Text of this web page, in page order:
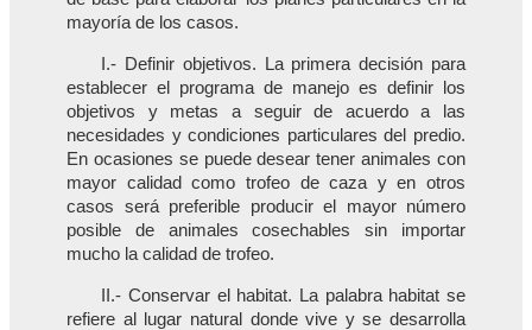
mayoría de los casos.
I.- Definir objetivos. La primera decisión para
establecer el programa de manejo es definir los
objetivos y metas a seguir de acuerdo a las
necesidades y condiciones particulares del predio.
En ocasiones se puede desear tener animales con
mayor calidad como trofeo de caza y en otros
casos será preferible producir el mayor número
posible de animales cosechables sin importar
mucho la calidad de trofeo.
II.- Conservar el habitat. La palabra habitat se
refiere al lugar natural donde vive y se desarrolla